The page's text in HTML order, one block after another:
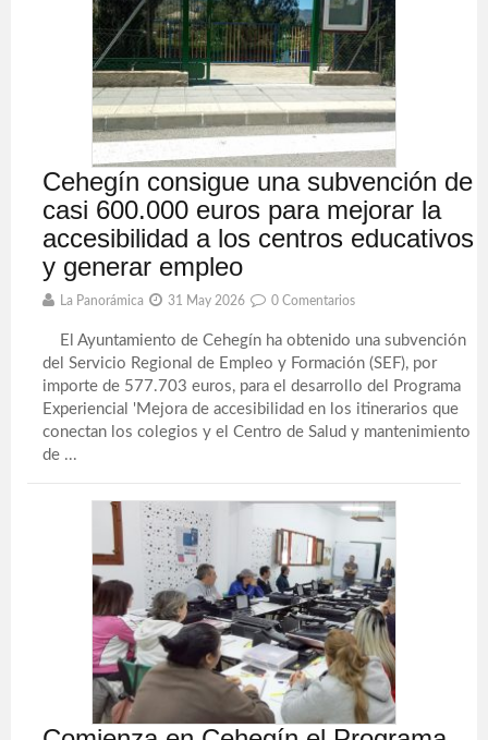
Cehegín consigue una subvención de
casi 600.000 euros para mejorar la
accesibilidad a los centros educativos
y generar empleo
La Panorámica 31 May 2026 0 Comentarios
El Ayuntamiento de Cehegín ha obtenido una subvención
del Servicio Regional de Empleo y Formación (SEF), por
importe de 577.703 euros, para el desarrollo del Programa
Experiencial 'Mejora de accesibilidad en los itinerarios que
conectan los colegios y el Centro de Salud y mantenimiento
de ...